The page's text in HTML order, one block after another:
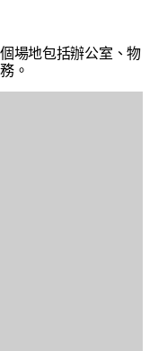
場地包括辦公室、物
。